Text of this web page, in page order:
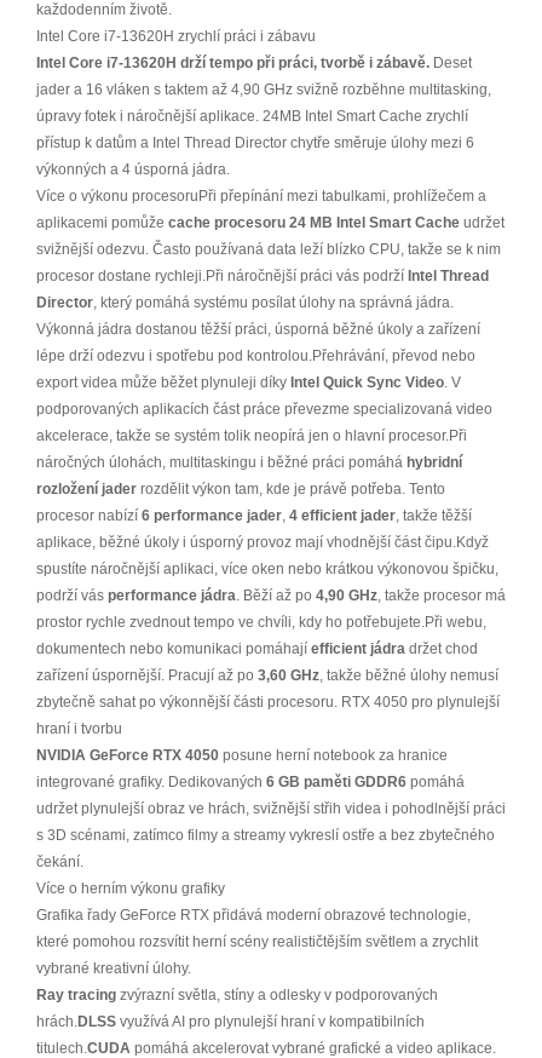
každodenním životě.
Intel Core i7-13620H zrychlí práci i zábavu
Intel Core i7-13620H drží tempo při práci, tvorbě i zábavě. Deset
jader a 16 vláken s taktem až 4,90 GHz svižně rozběhne multitasking,
úpravy fotek i náročnější aplikace. 24MB Intel Smart Cache zrychlí
přístup k datům a Intel Thread Director chytře směruje úlohy mezi 6
výkonných a 4 úsporná jádra.
Více o výkonu procesoruPři přepínání mezi tabulkami, prohlížečem a
aplikacemi pomůže cache procesoru 24 MB Intel Smart Cache udržet
svižnější odezvu. Často používaná data leží blízko CPU, takže se k nim
procesor dostane rychleji.Při náročnější práci vás podrží Intel Thread
Director, který pomáhá systému posílat úlohy na správná jádra.
Výkonná jádra dostanou těžší práci, úsporná běžné úkoly a zařízení
lépe drží odezvu i spotřebu pod kontrolou.Přehrávání, převod nebo
export videa může běžet plynuleji díky Intel Quick Sync Video. V
podporovaných aplikacích část práce převezme specializovaná video
akcelerace, takže se systém tolik neopírá jen o hlavní procesor.Při
náročných úlohách, multitaskingu i běžné práci pomáhá hybridní
rozložení jader rozdělit výkon tam, kde je právě potřeba. Tento
procesor nabízí 6 performance jader, 4 efficient jader, takže těžší
aplikace, běžné úkoly i úsporný provoz mají vhodnější část čipu.Když
spustíte náročnější aplikaci, více oken nebo krátkou výkonovou špičku,
podrží vás performance jádra. Běží až po 4,90 GHz, takže procesor má
prostor rychle zvednout tempo ve chvíli, kdy ho potřebujete.Při webu,
dokumentech nebo komunikaci pomáhají efficient jádra držet chod
zařízení úspornější. Pracují až po 3,60 GHz, takže běžné úlohy nemusí
zbytečně sahat po výkonnější části procesoru. RTX 4050 pro plynulejší
hraní i tvorbu
NVIDIA GeForce RTX 4050 posune herní notebook za hranice
integrované grafiky. Dedikovaných 6 GB paměti GDDR6 pomáhá
udržet plynulejší obraz ve hrách, svižnější střih videa i pohodlnější práci
s 3D scénami, zatímco filmy a streamy vykreslí ostře a bez zbytečného
čekání.
Více o herním výkonu grafiky
Grafika řady GeForce RTX přidává moderní obrazové technologie,
které pomohou rozsvítit herní scény realističtějším světlem a zrychlit
vybrané kreativní úlohy.
Ray tracing zvýrazní světla, stíny a odlesky v podporovaných
hrách.DLSS využívá AI pro plynulejší hraní v kompatibilních
titulech.CUDA pomáhá akcelerovat vybrané grafické a video aplikace.